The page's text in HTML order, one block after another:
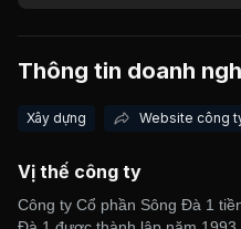
Thông tin doanh
Xây dựng Website công
Vị thế công ty
Công ty Cổ phần Sông Đà 1